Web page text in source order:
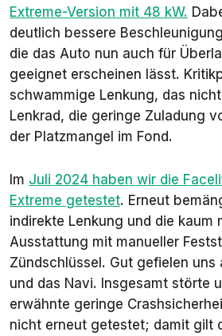
Extreme-Version mit 48 kW.
deutlich bessere
die das Auto nun auch für
geeignet erscheinen lässt.
schwammige Lenkung, das
Lenkrad, die geringe Zuladung
der Platzmangel im Fond.
Im Juli 2024 haben wir die
Extreme getestet. Erneut
indirekte Lenkung und die kaum
Ausstattung mit manueller
Zündschlüssel. Gut gefielen uns
und das Navi. Insgesamt störte
erwähnte geringe
nicht erneut getestet; damit gilt